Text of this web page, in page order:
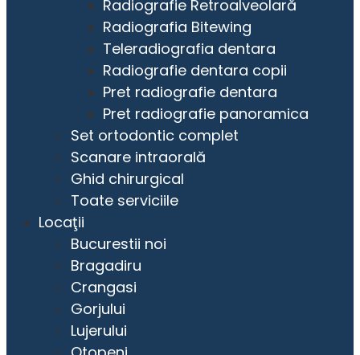
Radiografie Retroalveolară
Radiografia Bitewing
Teleradiografia dentara
Radiografie dentara copii
Pret radiografie dentara
Pret radiografie panoramica
Set ortodontic complet
Scanare intraorală
Ghid chirurgical
Toate serviciile
Locaţii
Bucurestii noi
Bragadiru
Crangasi
Gorjului
Lujerului